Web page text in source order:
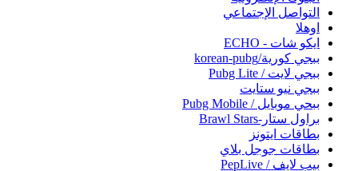
التواصل الإجتماعي
اوهلا
ايكو شات - ECHO
ببجي كورية/korean-pubg
ببجي لايت / Pubg Lite
ببجي نيو ستايت
ببحي موبايل / Pubg Mobile
براول ستار-Brawl Stars
بطاقات ايتونز
بطاقات جوجل بلاي
بيب لايف / PepLive